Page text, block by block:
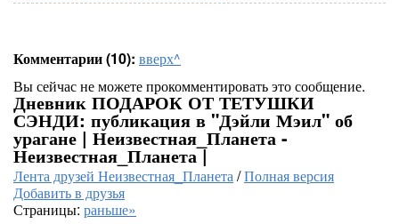
Комментарии (10): вверх^
Вы сейчас не можете прокомментировать это сообщение.
Дневник ПОДАРОК ОТ ТЕТУШКИ
СЭНДИ: публикация в "Дэйли Мэил" об
урагане | Неизвестная_Планета -
Неизвестная_Планета |
Лента друзей Неизвестная_Планета/Полная версия
Добавить в друзья
Страницы: раньше»